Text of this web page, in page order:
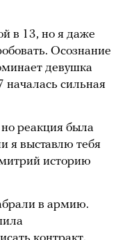
в 13, но я даже
Осознание
девушка
началась сильная
реакция была
я выставлю тебя
историю
в армию.